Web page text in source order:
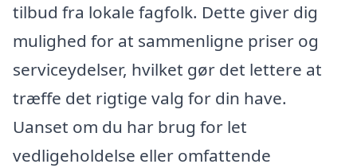
tilbud fra lokale fagfolk. Dette giver dig
mulighed for at sammenligne priser og
serviceydelser, hvilket gør det lettere at
træffe det rigtige valg for din have.
Uanset om du har brug for let
vedligeholdelse eller omfattende